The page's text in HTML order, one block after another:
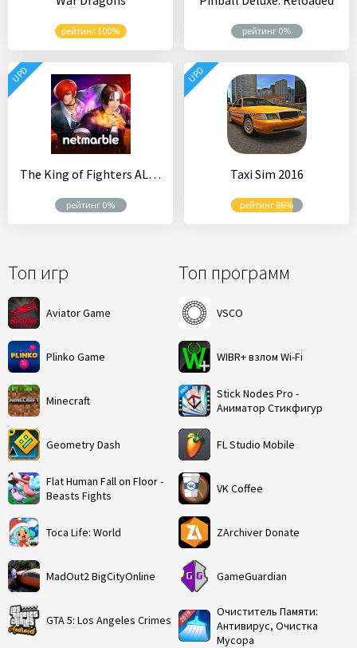
Топ игр
Aviator Game
Plinko Game
Minecraft
Geometry Dash
Flat Human Fall on Floor -
Beasts Fights
Toca Life: World
MadOut2 BigCityOnline
GTA 5: Los Angeles Crimes
Топ программ
VSCO
WIBR+ взлом Wi-Fi
Stick Nodes Pro -
Аниматор Стикфигур
FL Studio Mobile
VK Coffee
ZArchiver Donate
GameGuardian
Очиститель Памяти:
Антивирус, Очистка
Мусора
рейтинг 100% рейтинг 0%
The King of Fighters ALLSTAR
рейтинг 0%
UPD
Taxi Sim 2016
рейтинг 86%
UPD